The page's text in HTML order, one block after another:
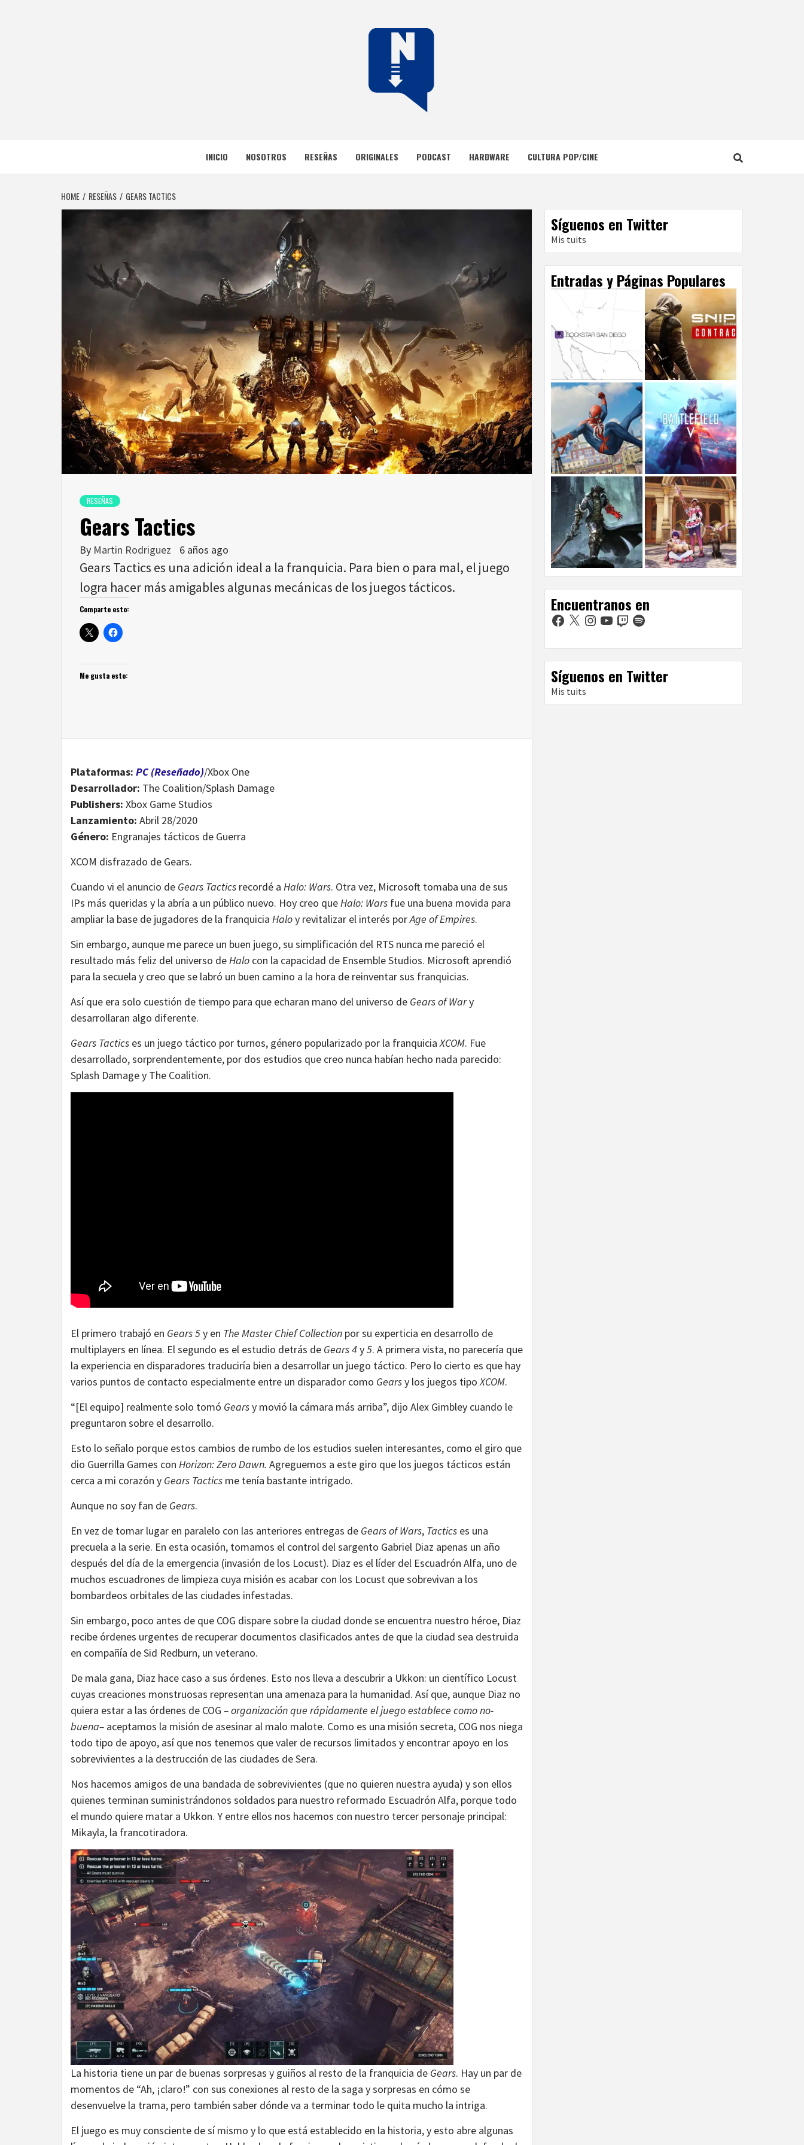
NERFEADOS
INICIO NOSOTROS RESEÑAS ORIGINALES PODCAST HARDWARE CULTURA POP/CINE
HOME RESEÑAS GEARS TACTICS
RESEÑAS
Gears Tactics
By Martin Rodriguez 6 años ago
Gears Tactics es una adición ideal a la franquicia. Para bien o para mal, el juego
logra hacer más amigables algunas mecánicas de los juegos tácticos.
Comparte esto:
Me gusta esto:
Plataformas: PC (Reseñado)/Xbox One
Desarrollador: The Coalition/Splash Damage
Publishers: Xbox Game Studios
Lanzamiento: Abril 28/2020
Género: Engranajes tácticos de Guerra
XCOM disfrazado de Gears.
Cuando vi el anuncio de Gears Tactics recordé a Halo: Wars. Otra vez, Microsoft tomaba una de sus
IPs más queridas y la abría a un público nuevo. Hoy creo queHalo: Wars fue una buena movida para
ampliar la base de jugadores de la franquicia Haloy revitalizar el interés porAge of Empires.
Sin embargo, aunque me parece un buen juego, su simplificación del RTS nunca me pareció el
resultado más feliz del universo deHalo con la capacidad de Ensemble Studios. Microsoft aprendió
para la secuela y creo que se labró un buen camino a la hora de reinventar sus franquicias.
Así que era solo cuestión de tiempo para que echaran mano del universo de Gears of Wary
desarrollaran algo diferente.
Gears Tactics es un juego táctico por turnos, género popularizado por la franquiciaXCOM. Fue
desarrollado, sorprendentemente, por dos estudios que creo nunca habían hecho nada parecido:
Splash Damage y The Coalition.
El primero trabajó en Gears 5y en The Master Chief Collection por su experticia en desarrollo de
multiplayers en línea. El segundo es el estudio detrás de Gears 4y5. A primera vista, no parecería que
la experiencia en disparadores traduciría bien a desarrollar un juego táctico. Pero lo cierto es que hay
varios puntos de contacto especialmente entre un disparador como Gearsy los juegos tipoXCOM.
“[El equipo] realmente solo tomó Gearsy movió la cámara más arriba”, dijo Alex Gimbley cuando le
preguntaron sobre el desarrollo.
Esto lo señalo porque estos cambios de rumbo de los estudios suelen interesantes, como el giro que
dio Guerrilla Games con Horizon: Zero Dawn. Agreguemos a este giro que los juegos tácticos están
cerca a mi corazón y Gears Tactics me tenía bastante intrigado.
Aunque no soy fan de Gears.
En vez de tomar lugar en paralelo con las anteriores entregas de Gears of Wars, Tactics es una
precuela a la serie. En esta ocasión, tomamos el control del sargento Gabriel Diaz apenas un año
después del día de la emergencia (invasión de los Locust). Diaz es el líder del Escuadrón Alfa, uno de
muchos escuadrones de limpieza cuya misión es acabar con los Locust que sobrevivan a los
bombardeos orbitales de las ciudades infestadas.
Sin embargo, poco antes de que COG dispare sobre la ciudad donde se encuentra nuestro héroe, Diaz
recibe órdenes urgentes de recuperar documentos clasificados antes de que la ciudad sea destruida
en compañía de Sid Redburn, un veterano.
De mala gana, Diaz hace caso a sus órdenes. Esto nos lleva a descubrir a Ukkon: un científico Locust
cuyas creaciones monstruosas representan una amenaza para la humanidad. Así que, aunque Diaz no
quiera estar a las órdenes de COG – organización que rápidamente el juego establece como no-
buena– aceptamos la misión de asesinar al malo malote. Como es una misión secreta, COG nos niega
todo tipo de apoyo, así que nos tenemos que valer de recursos limitados y encontrar apoyo en los
sobrevivientes a la destrucción de las ciudades de Sera.
Nos hacemos amigos de una bandada de sobrevivientes (que no quieren nuestra ayuda) y son ellos
quienes terminan suministrándonos soldados para nuestro reformado Escuadrón Alfa, porque todo
el mundo quiere matar a Ukkon. Y entre ellos nos hacemos con nuestro tercer personaje principal:
Mikayla, la francotiradora.
La historia tiene un par de buenas sorpresas y guiños al resto de la franquicia de Gears. Hay un par de
momentos de “Ah, ¡claro!” con sus conexiones al resto de la saga y sorpresas en cómo se
desenvuelve la trama, pero también saber dónde va a terminar todo le quita mucho la intriga.
El juego es muy consciente de sí mismo y lo que está establecido en la historia, y esto abre algunas
Síguenos en Twitter
Mis tuits
Entradas y Páginas Populares
Encuentranos en
Facebook
X Instagram
YouTubeTwitchSpotify
Síguenos en Twitter
Mis tuits